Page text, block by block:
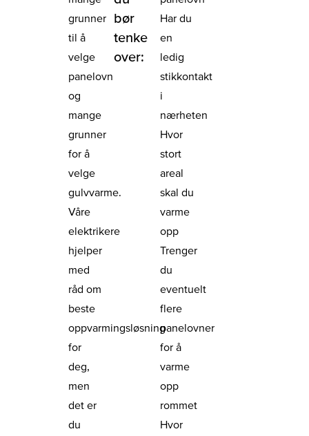
grunner
til å
velge
panelovn
og
mange
grunner
for å
velge
gulvvarme.
Våre
elektrikere
hjelper
med
råd om
beste
oppvarmingsløsning
for
deg,
men
det er
du
bør
tenke
over:
Har du
en
ledig
stikkontakt
i
nærheten
Hvor
stort
areal
skal du
varme
opp
Trenger
du
eventuelt
flere
panelovner
for å
varme
opp
rommet
Hvor